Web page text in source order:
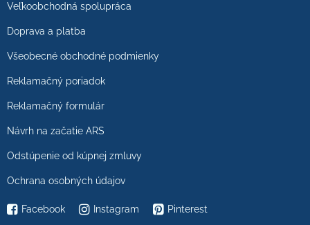
Veľkoobchodná spolupráca
Doprava a platba
Všeobecné obchodné podmienky
Reklamačný poriadok
Reklamačný formulár
Návrh na začatie ARS
Odstúpenie od kúpnej zmluvy
Ochrana osobných údajov
Facebook Instagram Pinterest